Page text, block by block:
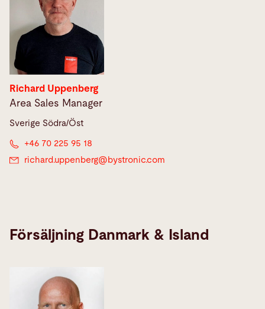
Richard Uppenberg
Area Sales Manager
Sverige Södra/Öst
+46 70 225 95 18
richard.uppenberg@ bystronic.com
Försäljning Danmark & Island